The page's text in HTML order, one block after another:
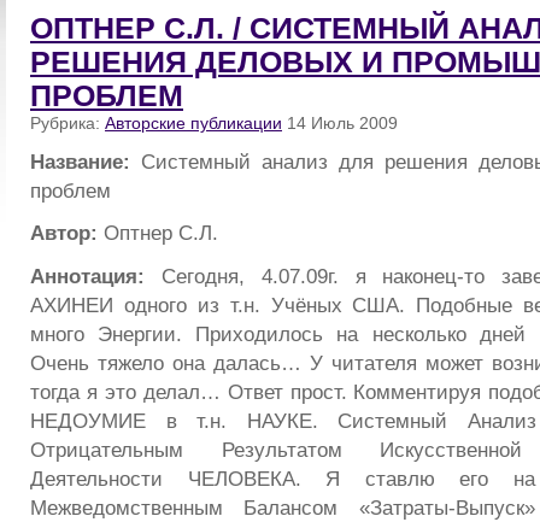
ОПТНЕР С.Л. / СИСТЕМНЫЙ
РЕШЕНИЯ ДЕЛОВЫХ И
ПРОБЛЕМ
Рубрика: Авторские публикации 14 Июль 2009
Название: Системный анализ для решения
проблем
Автор: Оптнер С.Л.
Аннотация: Сегодня, 4.07.09г. я наконец-то
АХИНЕИ одного из т.н. Учёных США. Подобные
много Энергии. Приходилось на несколько дней
Очень тяжело она далась… У читателя может
тогда я это делал… Ответ прост. Комментируя
НЕДОУМИЕ в т.н. НАУКЕ. Системный Анализ
Отрицательным Результатом
Деятельности ЧЕЛОВЕКА. Я ставлю его
Межведомственным Балансом «Затраты-